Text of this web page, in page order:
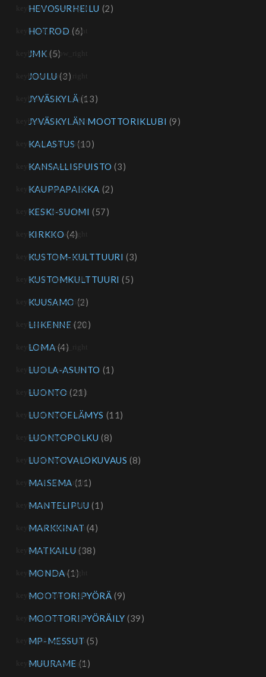
HEVOSURHEILU (2)
HOTROD (6)
JMK (5)
JOULU (3)
JYVÄSKYLÄ(13)
JYVÄSKYLÄN MOOTTORIKLUBI (9)
KALASTUS (10)
KANSALLISPUISTO (3)
KAUPPAPAIKKA (2)
KESKI-SUOMI (57)
KIRKKO (4)
KUSTOM-KULTTUURI (3)
KUSTOMKULTTUURI (5)
KUUSAMO (2)
LIIKENNE (20)
LOMA (4)
LUOLA-ASUNTO (1)
LUONTO (21)
LUONTOELÄMYS (11)
LUONTOPOLKU (8)
LUONTOVALOKUVAUS (8)
MAISEMA (11)
MANTELIPUU (1)
MARKKINAT (4)
MATKAILU (38)
MONDA (1)
MOOTTORIPYÖRÄ (9)
MOOTTORIPYÖRÄILY (39)
MP-MESSUT (5)
MUURAME (1)